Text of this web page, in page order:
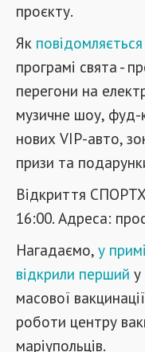
проєкту.
Як
програмі свята -
перегони на
музичне шоу,
нових VIP-авто,
призи та
Відкриття
16:00. Адреса:
Нагадаємо, у
відкрили перший у
масової
роботи центру
маріупольців.